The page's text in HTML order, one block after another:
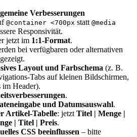
Verbesserungen
@container <700px statt @media
Responsivität.
jetzt im 1:1-Format.
bei verfügbaren oder alternativen
Layout und Farbschema (z. B.
Tabs auf kleinen Bildschirmen,
Header).
.
und Datumsauswahl.
Artikel-Tabelle: jetztTitel | Menge |
| Titel | Preis.
CSS beeinflussen – bitte